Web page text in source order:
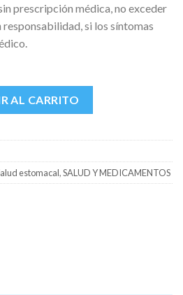
prescripción médica, no exceder
si los síntomas
X 15 ML cantidad
AL CARRITO
estomacal,SALUD Y MEDICAMENTOS